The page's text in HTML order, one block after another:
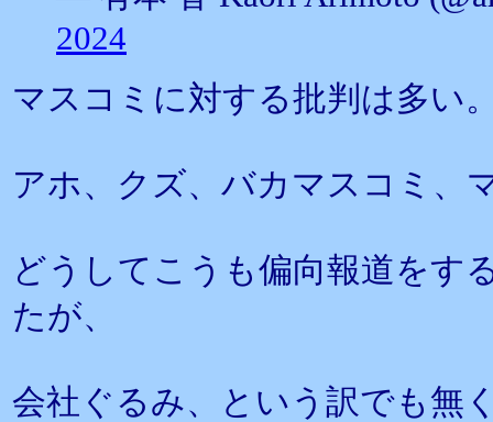
2024
マスコミに対する批判は多い
アホ、クズ、バカマスコミ、
どうしてこうも偏向報道をす
たが、
会社ぐるみ、という訳でも無